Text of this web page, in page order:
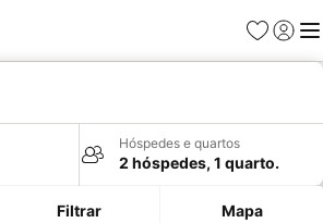
Favoritos
Iniciar
Hóspedes e quartos
2 hóspedes, 1 quarto.
Filtrar Mapa